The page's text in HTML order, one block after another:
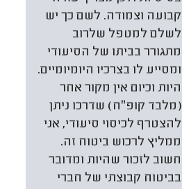
קבועה וצמודה. לשם כך יש
לשלם למטפל שלרוב
מתגורר בביתו של הסיעודי
ומסייע לו בצרכיו היומיומיים.
היות וכיום אין מקור אחר
(מלבד קופ״ח) שדרכו ניתן
להצטרף לכיסוי סיעודי, אני
ממליץ לרכוש ביטוח זה.
חשוב לזכור שהיות ומדובר
בביטוח קבוצתי של חברי